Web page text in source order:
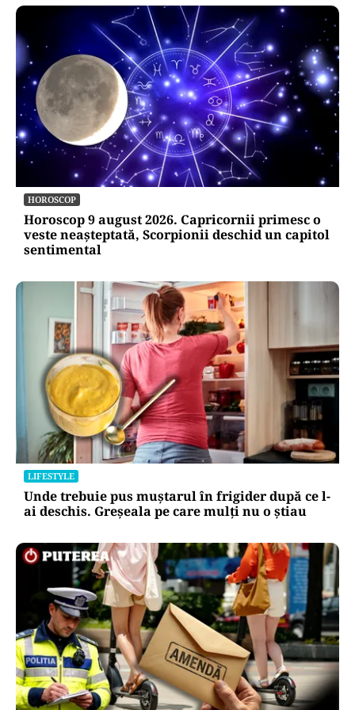
HOROSCOP
Horoscop 9 august 2026. Capricornii primesc o
veste neașteptată, Scorpionii deschid un capitol
sentimental
LIFESTYLE
Unde trebuie pus muștarul în frigider după ce l-
ai deschis. Greșeala pe care mulți nu o știau